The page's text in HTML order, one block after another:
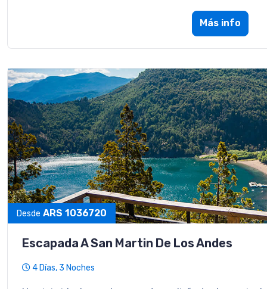
Más info
Desde ARS 1036720
Escapada A San Martin De Los Andes
4 Días, 3 Noches